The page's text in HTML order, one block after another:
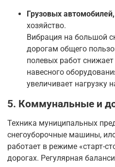
Грузовых автомобилей,
хозяйство.
Вибрация на большой
дорогам общего
полевых работ
навесного
увеличивает нагрузку
5. Коммунальные и
Техника муниципальных
снегоуборочные машины,
работает в режиме «старт-
дорогах. Регулярная